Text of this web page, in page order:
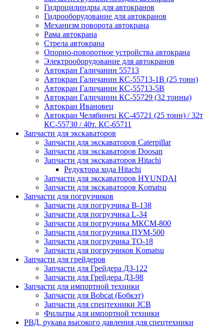
Гидроцилиндры для автокранов
Гидрооборудование для автокранов
Механизм поворота автокрана
Рама автокрана
Стрела автокрана
Опорно-поворотное устройства автокрана
Электрооборудование для автокранов
Автокран Галичанин 55713
Автокран Галичанин КС-55713-1В (25 тонн)
Автокран Галичанин КС-55713-5В
Автокран Галичанин КС-55729 (32 тонны)
Автокран Ивановец
Автокран Челябинец КС-45721 (25 тонн) / 32т
КС-55730 / 40т. КС-65711
Запчасти для экскаваторов
Запчасти для экскаваторов Caterpillar
Запчасти для экскаваторов Doosan
Запчасти для экскаваторов Hitachi
Редуктора хода Hitachi
Запчасти для экскаваторов HYUNDAI
Запчасти для экскаваторов Komatsu
Запчасти для погрузчиков
Запчасти для погрузчика B-138
Запчасти для погрузчика L-34
Запчасти для погрузчика МКСМ-800
Запчасти для погрузчика ПУМ-500
Запчасти для погрузчика ТО-18
Запчасти для погрузчиков Komatsu
Запчасти для грейдеров
Запчасти для Грейдера ДЗ-122
Запчасти для Грейдера ДЗ-98
Запчасти для импортной техники
Запчасти для Bobcat (Бобкэт)
Запчасти для спецтехники JCB
Фильтры для импортной техники
РВД, рукава высокого давления для спецтехники